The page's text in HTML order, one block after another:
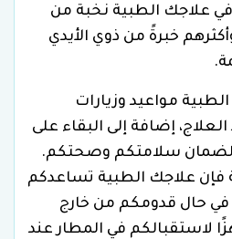
علاجك الطبية نخبة من
خبرةً من ذوي الأيدي
مواعيد وزيارات
إضافة إلى البقاء على
سلامتكم وصحتكم.
فإن علاجك الطبية تساعدكم
في حال قدومكم من خارج
لاستقبالكم في المطار عند